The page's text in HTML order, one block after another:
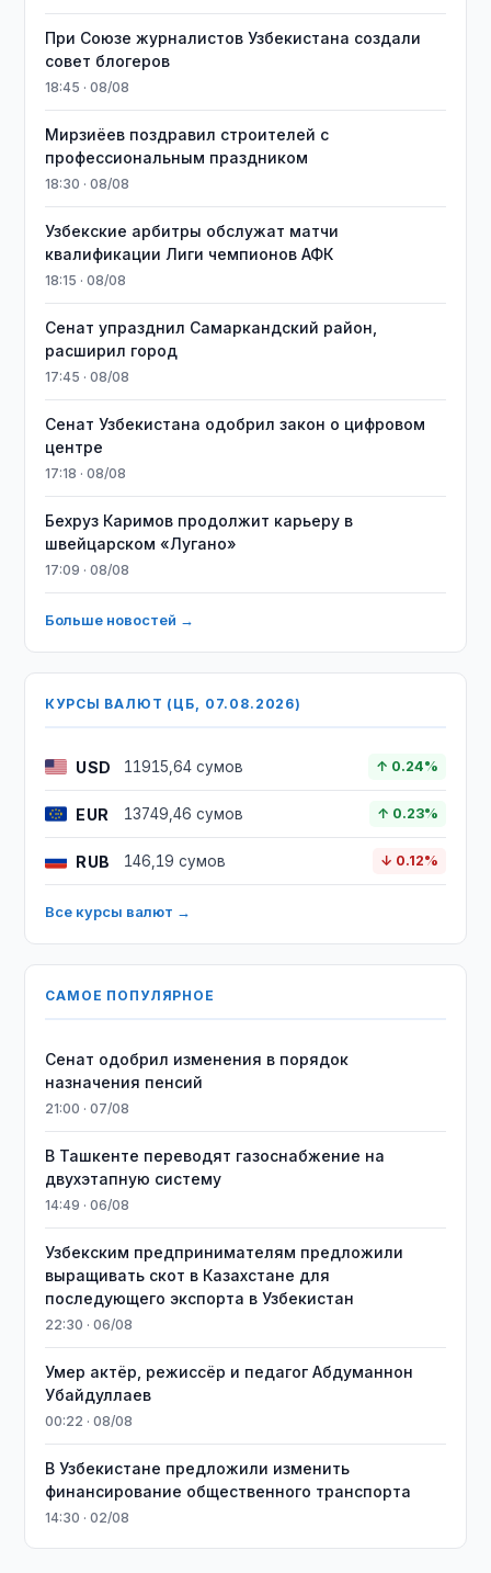
При Союзе журналистов Узбекистана создали
совет блогеров
18:45 · 08/08
Мирзиёев поздравил строителей с
профессиональным праздником
18:30 · 08/08
Узбекские арбитры обслужат матчи
квалификации Лиги чемпионов АФК
18:15 · 08/08
Сенат упразднил Самаркандский район,
расширил город
17:45 · 08/08
Сенат Узбекистана одобрил закон о цифровом
центре
17:18 · 08/08
Бехруз Каримов продолжит карьеру в
швейцарском «Лугано»
17:09 · 08/08
Больше новостей →
КУРСЫ ВАЛЮТ (ЦБ, 07.08.2026)
USD 11915,64 сумов ↑ 0.24%
EUR 13749,46 сумов ↑ 0.23%
RUB 146,19 сумов ↓ 0.12%
Все курсы валют →
САМОЕ ПОПУЛЯРНОЕ
Сенат одобрил изменения в порядок
назначения пенсий
21:00 · 07/08
В Ташкенте переводят газоснабжение на
двухэтапную систему
14:49 · 06/08
Узбекским предпринимателям предложили
выращивать скот в Казахстане для
последующего экспорта в Узбекистан
22:30 · 06/08
Умер актёр, режиссёр и педагог Абдуманнон
Убайдуллаев
00:22 · 08/08
В Узбекистане предложили изменить
финансирование общественного транспорта
14:30 · 02/08